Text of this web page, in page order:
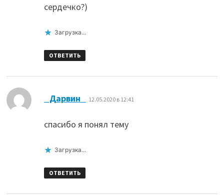
сердечко?)
Загрузка...
ОТВЕТИТЬ
_Дарвин_ 12.05.2020 в 12:41
спасибо я понял тему
Загрузка...
ОТВЕТИТЬ